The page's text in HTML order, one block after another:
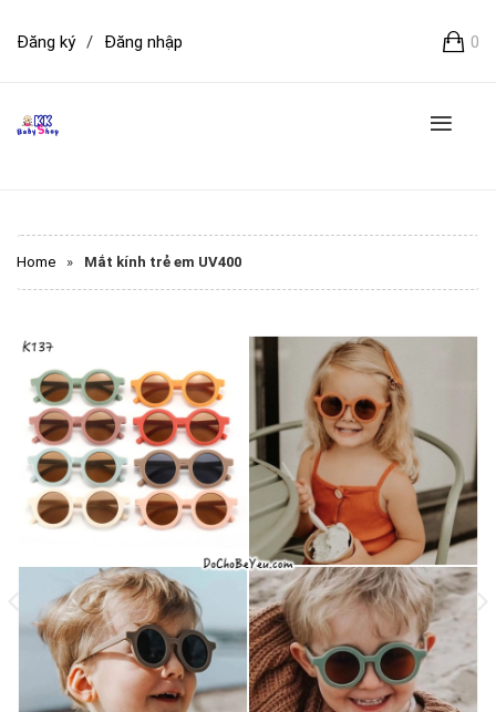
0
Đăng ký / Đăng nhập
Home » Mắt kính trẻ em UV400